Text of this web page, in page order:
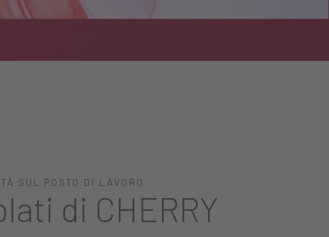
SUL POSTO DI LAVORO
di CHERRY